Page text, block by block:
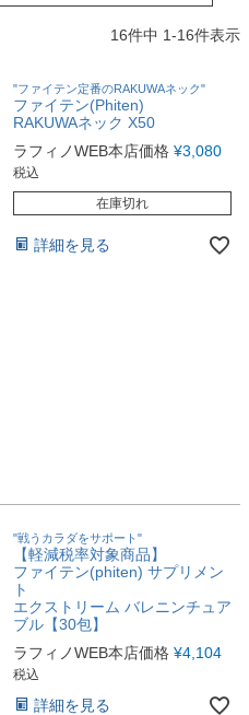
16件中 1-16件表示
"ファイテン定番のRAKUWAネック"
ファイテン(Phiten)
RAKUWAネック X50
ラフィノWEB本店価格 ¥3,080
税込
在庫切れ
詳細を見る
"戦うカラダをサポート"
【軽減税率対象商品】
ファイテン(phiten) サプリメン
ト
エクストリーム バレニンチュア
ブル【30包】
ラフィノWEB本店価格 ¥4,104
税込
詳細を見る